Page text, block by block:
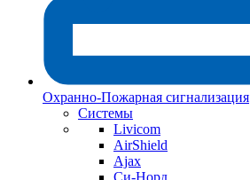
Охранно-Пожарная сигнализация
Системы
Livicom
AirShield
Ajax
Си-Норд